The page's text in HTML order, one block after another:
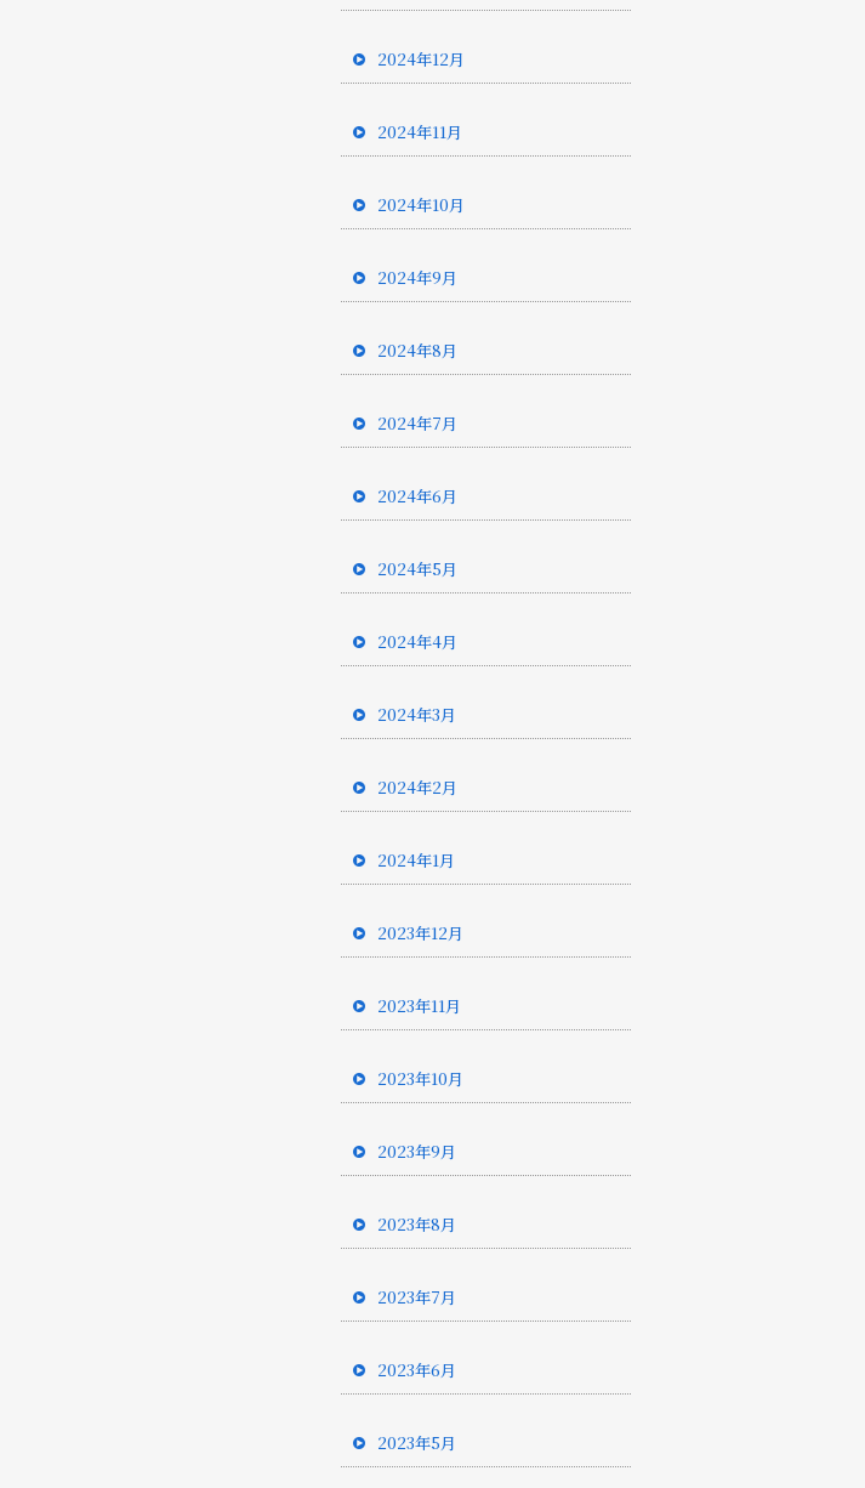
2024年12月
2024年11月
2024年10月
2024年9月
2024年8月
2024年7月
2024年6月
2024年5月
2024年4月
2024年3月
2024年2月
2024年1月
2023年12月
2023年11月
2023年10月
2023年9月
2023年8月
2023年7月
2023年6月
2023年5月